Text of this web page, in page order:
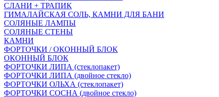
СЛАНИ + ТРАПИК
ГИМАЛАЙСКАЯ СОЛЬ, КАМНИ ДЛЯ БАНИ
СОЛЯНЫЕ ЛАМПЫ
СОЛЯНЫЕ СТЕНЫ
КАМНИ
ФОРТОЧКИ / ОКОННЫЙ БЛОК
ОКОННЫЙ БЛОК
ФОРТОЧКИ ЛИПА (стеклопакет)
ФОРТОЧКИ ЛИПА (двойное стекло)
ФОРТОЧКИ ОЛЬХА (стеклопакет)
ФОРТОЧКИ СОСНА (двойное стекло)